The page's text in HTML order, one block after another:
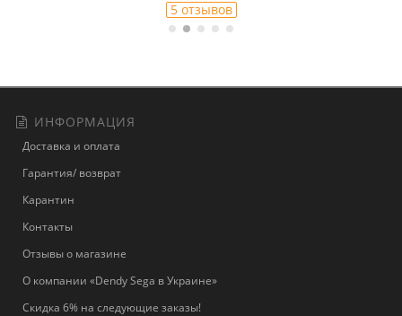
5 отзывов
ИНФОРМАЦИЯ
Доставка и оплата
Гарантия/ возврат
Карантин
Контакты
Отзывы о магазине
О компании «Dendy Sega в Украине»
Скидка 6% на следующие заказы!